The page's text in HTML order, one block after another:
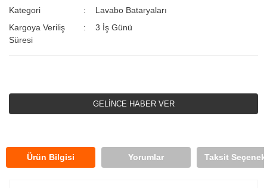
Kategori
Lavabo Bataryaları
Kargoya Veriliş
Süresi
3 İş Günü
GELİNCE HABER VER
Ürün Bilgisi Yorumlar Taksit